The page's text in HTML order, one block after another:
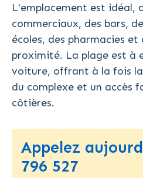
L'emplacement est idéal,
commerciaux, des bars,
écoles, des pharmacies et
proximité. La plage est à
voiture, offrant à la fois
du complexe et un accès
côtières.
Appelez
796 527